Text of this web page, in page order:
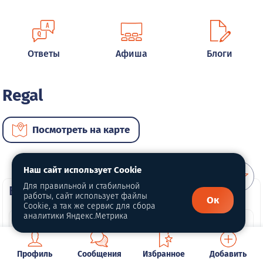
Ответы Афиша Блоги
Regal
Посмотреть на карте
ВИП автомобили
Профиль Сообщения Избранное Добавить
Наш сайт использует Cookie
Для правильной и стабильной
работы, сайт использует файлы
Cookie, а так же сервис для сбора
аналитики Яндекс.Метрика
Ок